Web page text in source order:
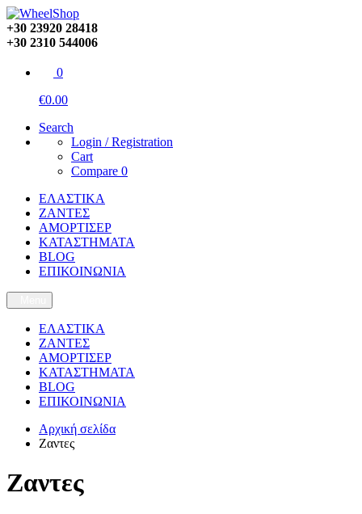
+30 23920 28418
+30 2310 544006
0
€0.00
Search
Login / Registration
Cart
Compare 0
ΕΛΑΣΤΙΚΑ
ΖΑΝΤΕΣ
ΑΜΟΡΤΙΣΕΡ
ΚΑΤΑΣΤΗΜΑΤΑ
BLOG
ΕΠΙΚΟΙΝΩΝΙΑ
ΕΛΑΣΤΙΚΑ
ΖΑΝΤΕΣ
ΑΜΟΡΤΙΣΕΡ
ΚΑΤΑΣΤΗΜΑΤΑ
BLOG
ΕΠΙΚΟΙΝΩΝΙΑ
Αρχική σελίδα
Ζαντες
Ζαντες